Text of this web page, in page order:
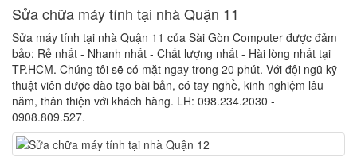
Sửa chữa máy tính tại nhà Quận 11
Sửa máy tính tại nhà Quận 11 của Sài Gòn Computer được đảm
bảo: Rẻ nhất - Nhanh nhất - Chất lượng nhất - Hài lòng nhất tại
TP.HCM. Chúng tôi sẽ có mặt ngay trong 20 phút. Với đội ngũ kỹ
thuật viên được đào tạo bài bản, có tay nghề, kinh nghiệm lâu
năm, thân thiện với khách hàng. LH: 098.234.2030 -
0908.809.527.